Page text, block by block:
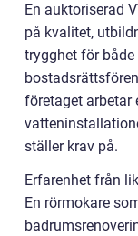
En auktoriserad
på kvalitet,
trygghet för både
företaget arbetar
ställer krav på.
Erfarenhet från
En rörmokare